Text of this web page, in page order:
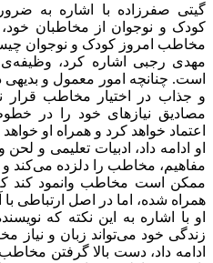
گیتی صفرزاده با اشاره به
کودک و نوجوان از مخاطبان
مخاطب امروز کودک و نوجوان
مهدی رجبی اشاره کرد، وظیفه‌ی
است. چنانچه امور معمول و بدیهی
و جذاب در اختیار مخاطب قرار
مصادیق نیازهای خود را در
اعتماد خواهد کرد و همراه او
او ادامه داد، ادبیات تعلیمی و
مفاهیم، مخاطب را دلزده می‌کند
ممکن است مخاطب وانمود کند که
همراه شده، اما در اصل ارتباطی با
او با اشاره به این نکته که
زندگی خود می‌تواند زبان و نیاز
ادامه داد، دست بالا گرفتن